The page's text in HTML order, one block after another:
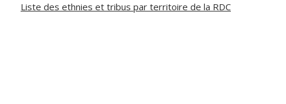
Liste des ethnies et tribus par territoire de la RDC